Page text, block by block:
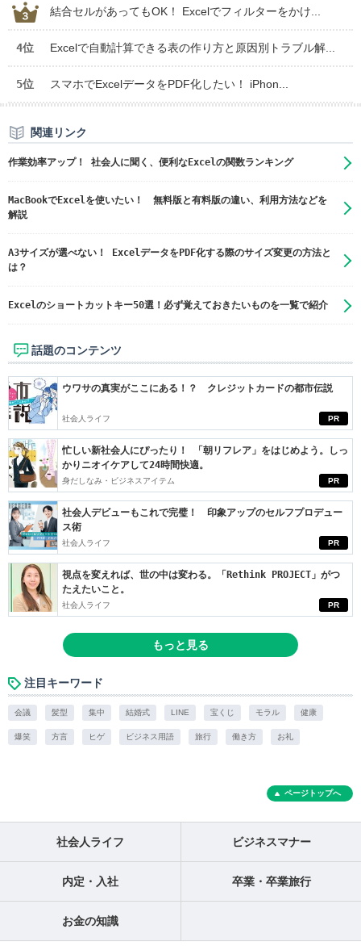
結合セルがあってもOK！ Excelでフィルターをかけ...
4位 Excelで自動計算できる表の作り方と原因別トラブル解...
5位 スマホでExcelデータをPDF化したい！ iPhon...
関連リンク
作業効率アップ！ 社会人に聞く、便利なExcelの関数ランキング
MacBookでExcelを使いたい！ 無料版と有料版の違い、利用方法などを
解説
A3サイズが選べない！ ExcelデータをPDF化する際のサイズ変更の方法と
は？
Excelのショートカットキー50選！必ず覚えておきたいものを一覧で紹介
話題のコンテンツ
PR
ウワサの真実がここにある！？ クレジットカードの都市伝説
社会人ライフ
PR
忙しい新社会人にぴったり！ 「朝リフレア」をはじめよう。しっ
かりニオイケアして24時間快適。
身だしなみ・ビジネスアイテム
PR
社会人デビューもこれで完璧！ 印象アップのセルフプロデュー
ス術
社会人ライフ
PR
視点を変えれば、世の中は変わる。「Rethink PROJECT」がつ
たえたいこと。
社会人ライフ
もっと見る
注目キーワード
会議 髪型 集中 結婚式 LINE 宝くじ モラル 健康
爆笑 方言 ヒゲ ビジネス用語 旅行 働き方 お礼
ページトップへ
社会人ライフ ビジネスマナー
内定・入社 卒業・卒業旅行
お金の知識